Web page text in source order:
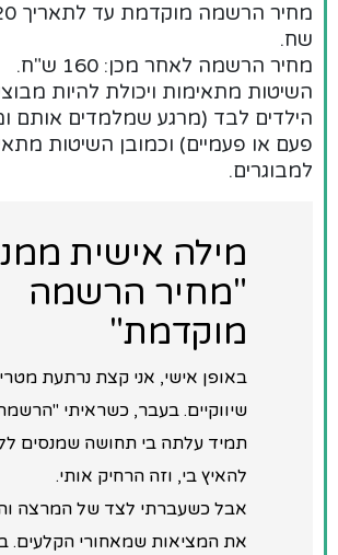
שח.
מחיר הרשמה לאחר מכן: 160 ש"ח.
השיטות מתאימות ויכולת להיות
הילדים לבד (מרגע שמלמדים אותם
פעם או פעמיים) וכמובן השיטות
למבוגרים.
מילה אישית
"מחיר הרשמה
מוקדמת"
באופן אישי, אני קצת נרתעת
שיווקיים. בעבר, כשראיתי
תמיד עלתה בי תחושה שמנסים
להאיץ בי, וזה הרחיק אותי.
אבל כשעברתי לצד של המרצה
את המציאות שמאחורי הקלעים.